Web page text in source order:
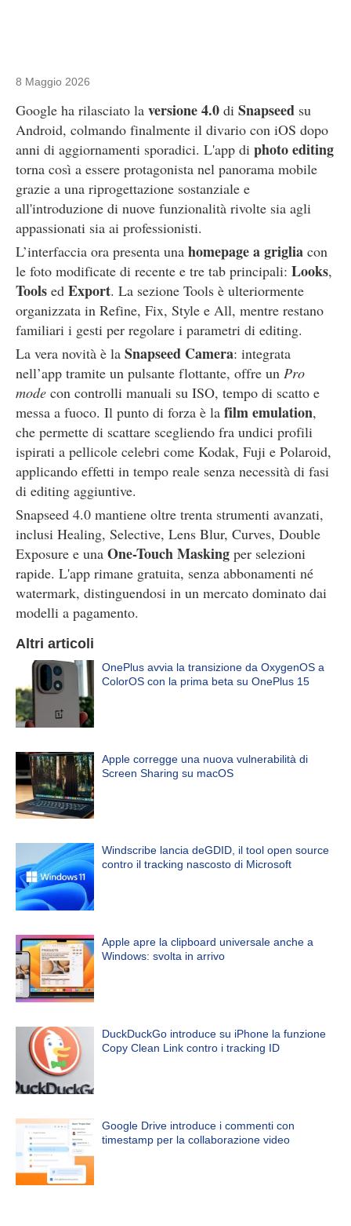
8 Maggio 2026
Google ha rilasciato la versione 4.0 di Snapseed su
Android, colmando finalmente il divario con iOS dopo
anni di aggiornamenti sporadici. L'app di photo editing
torna così a essere protagonista nel panorama mobile
grazie a una riprogettazione sostanziale e
all'introduzione di nuove funzionalità rivolte sia agli
appassionati sia ai professionisti.
L’interfaccia ora presenta una homepage a griglia con
le foto modificate di recente e tre tab principali: Looks,
Tools ed Export. La sezione Tools è ulteriormente
organizzata in Refine, Fix, Style e All, mentre restano
familiari i gesti per regolare i parametri di editing.
La vera novità è la Snapseed Camera: integrata
nell’app tramite un pulsante flottante, offre un Pro
mode con controlli manuali su ISO, tempo di scatto e
messa a fuoco. Il punto di forza è la film emulation,
che permette di scattare scegliendo fra undici profili
ispirati a pellicole celebri come Kodak, Fuji e Polaroid,
applicando effetti in tempo reale senza necessità di fasi
di editing aggiuntive.
Snapseed 4.0 mantiene oltre trenta strumenti avanzati,
inclusi Healing, Selective, Lens Blur, Curves, Double
Exposure e una One-Touch Masking per selezioni
rapide. L'app rimane gratuita, senza abbonamenti né
watermark, distinguendosi in un mercato dominato dai
modelli a pagamento.
Altri articoli
OnePlus avvia la transizione da OxygenOS a
ColorOS con la prima beta su OnePlus 15
Apple corregge una nuova vulnerabilità di
Screen Sharing su macOS
Windscribe lancia deGDID, il tool open source
contro il tracking nascosto di Microsoft
Apple apre la clipboard universale anche a
Windows: svolta in arrivo
DuckDuckGo introduce su iPhone la funzione
Copy Clean Link contro i tracking ID
Google Drive introduce i commenti con
timestamp per la collaborazione video